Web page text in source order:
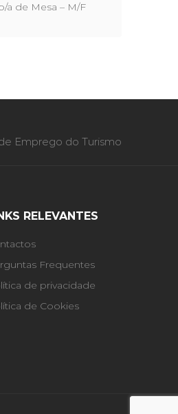
a de Mesa – M/F
Emprego do Turismo
RELEVANTES
Frequentes
de privacidade
de Cookies